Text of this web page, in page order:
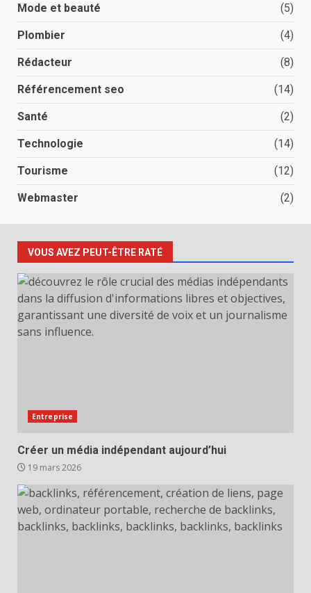
Mode et beauté (5)
Plombier (4)
Rédacteur (8)
Référencement seo (14)
Santé (2)
Technologie (14)
Tourisme (12)
Webmaster (2)
VOUS AVEZ PEUT-ÊTRE RATÉ
Entreprise
Créer un média indépendant aujourd’hui
19 mars 2026